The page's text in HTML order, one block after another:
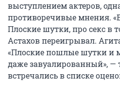
выступлением актеров,
противоречивые мнения.
Плоские шутки, про секс в
Астахов переигрывал.
«Плоские пошлые шутки и
даже завуалированный», —
встречались в списке